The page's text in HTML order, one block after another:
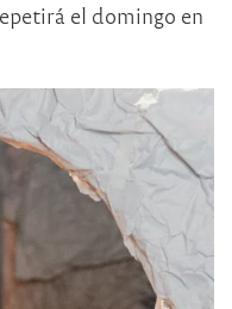
el domingo en